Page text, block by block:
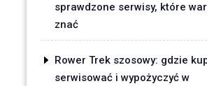
sprawdzone serwisy, które
znać
Rower Trek szosowy: gdzie
serwisować i wypożyczyć w